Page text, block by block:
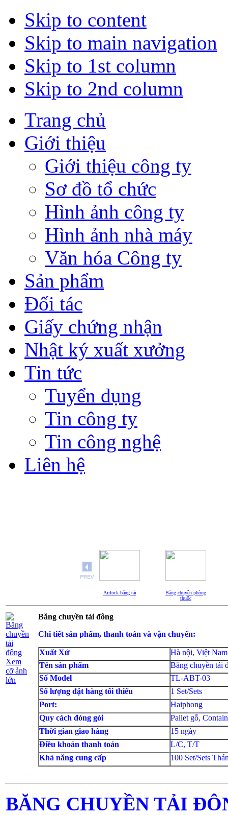
Skip to content
Skip to main navigation
Skip to 1st column
Skip to 2nd column
Trang chủ
Giới thiệu
Giới thiệu công ty
Sơ đồ tổ chức
Hình ảnh công ty
Hình ảnh nhà máy
Văn hóa Công ty
Sản phẩm
Đối tác
Giấy chứng nhận
Nhật ký xuất xưởng
Tin tức
Tuyển dụng
Tin công ty
Tin công nghệ
Liên hệ
Airlock băng tải
Băng chuyền phòng
thuốc
Xem
cỡ ảnh
lớn
Băng chuyền tải đông
Chi tiết sản phẩm, thanh toán và vận chuyển:
Xuất Xứ
Hà nội, Việt Nam
Tên sản phẩm
Băng chuyền tải
Số Model
TL-ABT-03
Số lượng đặt hàng tối thiểu
1 Set/Sets
Port:
Haiphong
Quy cách đóng gói
Pallet gỗ,
Thời gian giao hàng
15 ngày
Điều khoản thanh toán
L/C, T/T
Khả năng cung cấp
100 Set/Sets
BĂNG CHUYỀN TẢI